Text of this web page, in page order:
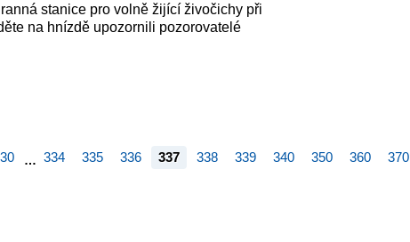
stanice pro volně žijící živočichy při
na hnízdě upozornili pozorovatelé
… 334 335 336 337 338 339 340 350 360 370